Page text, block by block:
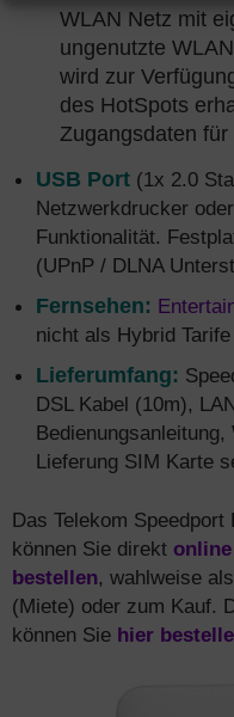
WLAN Netz mit
ungenutzte
wird zur
des HotSpots
Zugangsdaten für
USB Port (1x 2.0
Netzwerkdrucker
Funktionalität.
(UPnP / DLNA
Fernsehen:
nicht als Hybrid Tarife
Lieferumfang:
DSL Kabel (10m),
Lieferung SIM Karte
Das Telekom Speedport
können Sie direkt online
bestellen, wahlweise
(Miete) oder zum Kauf.
können Sie hier